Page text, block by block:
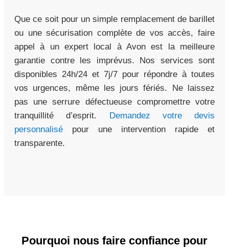
Que ce soit pour un simple remplacement de barillet
ou une sécurisation complète de vos accès, faire
appel à un expert local à Avon est la meilleure
garantie contre les imprévus. Nos services sont
disponibles 24h/24 et 7j/7 pour répondre à toutes
vos urgences, même les jours fériés. Ne laissez
pas une serrure défectueuse compromettre votre
tranquillité d’esprit. Demandez votre devis
personnalisé pour une intervention rapide et
transparente.
Pourquoi nous faire confiance pour